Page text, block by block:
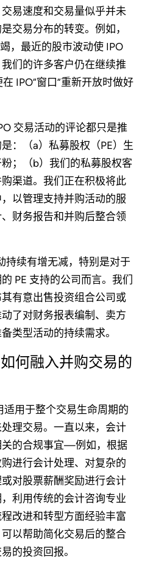
易速度和交易量似乎并未
交易分布的转变。例如，
，最近的股市波动使 IPO
们的许多客户仍在继续推
IPO“窗口”重新开放时做好
交易活动的评论都只是推
：（a）私募股权（PE）生
；（b）我们的私募股权客
渠道。我们正在积极将此
以管理支持并购活动的服
财务报告和并购后整合领
持续有增无减，特别是对于
PE 支持的公司而言。我们
有意出售投资组合公司或
了对财务报表编制、卖方
类型活动的持续需求。
何融入并购交易的
适用于整个交易生命周期的
理交易。一直以来，会计
关的合规事宜—例如，根据
进行会计处理、对复杂的
对股票薪酬奖励进行会计
利用传统的会计咨询专业
改进和转型方面经验丰富
以帮助简化交易后的整合
的投资回报。